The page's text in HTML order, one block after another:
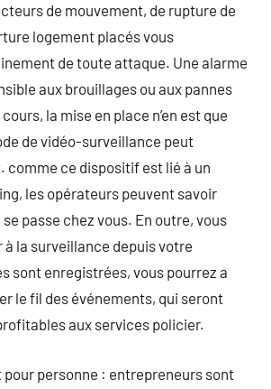
de mouvement, de rupture de
logement placés vous
de toute attaque. Une alarme
aux brouillages ou aux pannes
la mise en place n’en est que
de vidéo-surveillance peut
comme ce dispositif est lié à un
les opérateurs peuvent savoir
passe chez vous. En outre, vous
la surveillance depuis votre
sont enregistrées, vous pourrez a
le fil des événements, qui seront
aux services policier.
pour personne : entrepreneurs sont